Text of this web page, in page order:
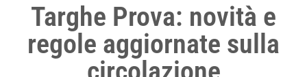
Targhe Prova: novità e
regole aggiornate sulla